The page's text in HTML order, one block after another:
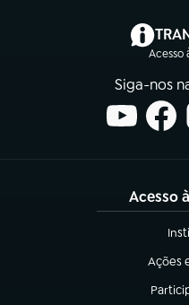
Acesso
Siga-nos
Acesso
Ações
(abre
(abre